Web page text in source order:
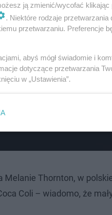
Thornton, w
Coli – wiadomo, że
ją zmienić/wycofać
. Niektóre rodzaje
przetwarzaniu. Preferencje
abyś mógł świadomie i
dotyczące przetwarzania
w „Ustawienia”.